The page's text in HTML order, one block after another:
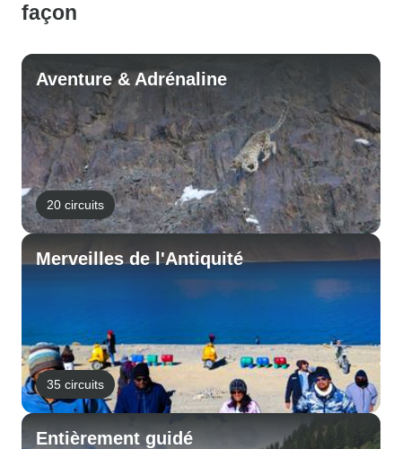
façon
Aventure & Adrénaline
20 circuits
Merveilles de l'Antiquité
35 circuits
Entièrement guidé